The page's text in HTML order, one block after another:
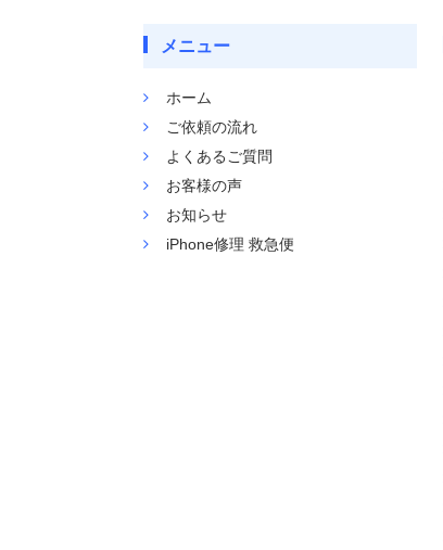
メニュー
ホーム
ご依頼の流れ
よくあるご質問
お客様の声
お知らせ
iPhone修理 救急便